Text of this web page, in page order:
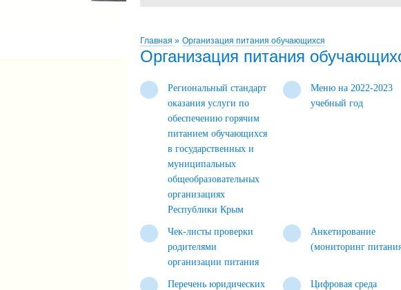
Главная » Организация питания обучающихся
Организация питания
Региональный стандарт
оказания услуги по
обеспечению горячим
питанием обучающихся
в государственных и
муниципальных
общеобразовательных
организациях
Республики Крым
Меню на 2022-2023
учебный год
Чек-листы проверки
родителями
организации питания
Анкетирование
(мониторинг
Перечень юридических
Цифровая среда